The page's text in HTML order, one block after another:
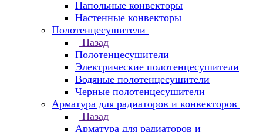
Напольные конвекторы
Настенные конвекторы
Полотенцесушители
Назад
Полотенцесушители
Электрические полотенцесушители
Водяные полотенцесушители
Черные полотенцесушители
Арматура для радиаторов и конвекторов
Назад
Арматура для радиаторов и